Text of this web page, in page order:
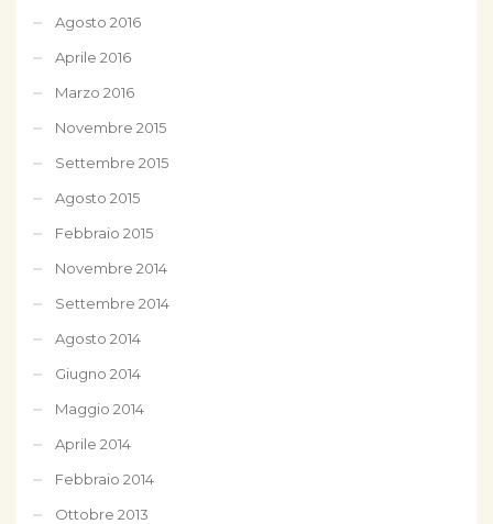
Agosto 2016
Aprile 2016
Marzo 2016
Novembre 2015
Settembre 2015
Agosto 2015
Febbraio 2015
Novembre 2014
Settembre 2014
Agosto 2014
Giugno 2014
Maggio 2014
Aprile 2014
Febbraio 2014
Ottobre 2013